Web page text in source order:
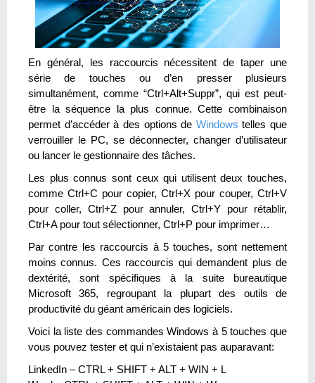
En général, les raccourcis nécessitent de taper une
série de touches ou d’en presser plusieurs
simultanément, comme “Ctrl+Alt+Suppr”, qui est peut-
être la séquence la plus connue. Cette combinaison
permet d’accéder à des options de Windows telles que
verrouiller le PC, se déconnecter, changer d’utilisateur
ou lancer le gestionnaire des tâches.
Les plus connus sont ceux qui utilisent deux touches,
comme Ctrl+C pour copier, Ctrl+X pour couper, Ctrl+V
pour coller, Ctrl+Z pour annuler, Ctrl+Y pour rétablir,
Ctrl+A pour tout sélectionner, Ctrl+P pour imprimer…
Par contre les raccourcis à 5 touches, sont nettement
moins connus. Ces raccourcis qui demandent plus de
dextérité, sont spécifiques à la suite bureautique
Microsoft 365, regroupant la plupart des outils de
productivité du géant américain des logiciels.
Voici la liste des commandes Windows à 5 touches que
vous pouvez tester et qui n’existaient pas auparavant:
LinkedIn – CTRL + SHIFT + ALT + WIN + L